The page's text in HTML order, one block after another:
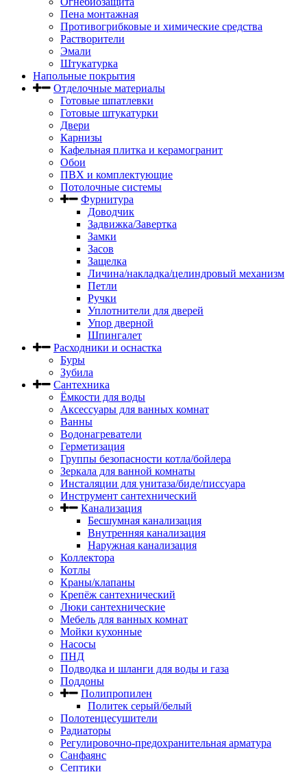
Пена монтажная
Противогрибковые и химические средства
Растворители
Эмали
Штукатурка
Напольные покрытия
Отделочные материалы
Готовые шпатлевки
Готовые штукатурки
Двери
Карнизы
Кафельная плитка и керамогранит
Обои
ПВХ и комплектующие
Потолочные системы
Фурнитура
Доводчик
Задвижка/Завертка
Замки
Засов
Защелка
Личина/накладка/целиндровый механизм
Петли
Ручки
Уплотнители для дверей
Упор дверной
Шпингалет
Расходники и оснастка
Буры
Зубила
Сантехника
Ёмкости для воды
Аксессуары для ванных комнат
Ванны
Водонагреватели
Герметизация
Группы безопасности котла/бойлера
Зеркала для ванной комнаты
Инсталяции для унитаза/биде/писсуара
Инструмент сантехнический
Канализация
Бесшумная канализация
Внутренняя канализация
Наружная канализация
Коллектора
Котлы
Краны/клапаны
Крепёж сантехнический
Люки сантехнические
Мебель для ванных комнат
Мойки кухонные
Насосы
ПНД
Подводка и шланги для воды и газа
Поддоны
Полипропилен
Политек серый/белый
Полотенцесушители
Радиаторы
Регулировочно-предохранительная арматура
Санфаянс
Септики